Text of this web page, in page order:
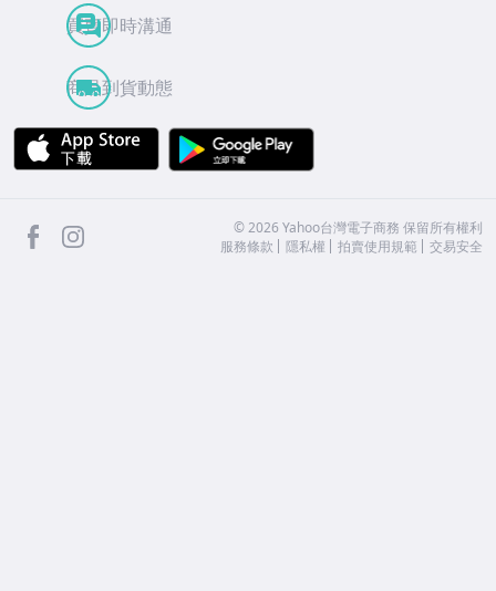
買賣即時溝通
商品到貨動態
APP Store
facebook ©2026 Yahoo台灣電子商務 保留所有權利
服務條款
隱私權 拍賣使用規範 交易安全